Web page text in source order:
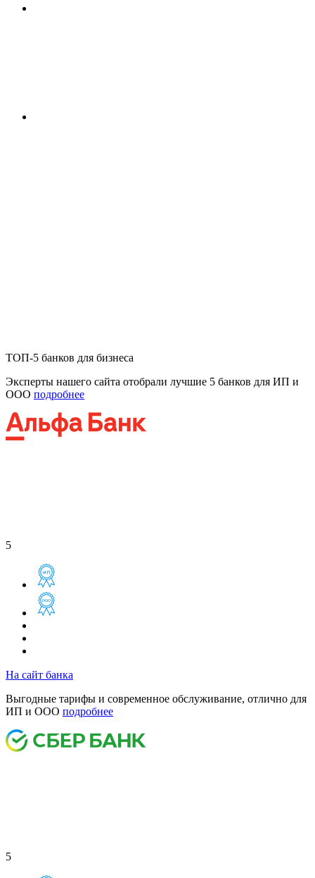
ТОП-5 банков для бизнеса
Эксперты нашего сайта отобрали лучшие 5 банков для ИП и
ООО подробнее
5
На сайт банка
Выгодные тарифы и современное обслуживание, отлично для
ИП и ООО подробнее
5